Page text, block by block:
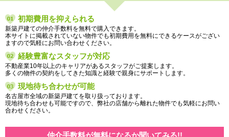
初期費用を抑えられる
新築戸建ての仲介手数料を無料で購入できます。
本サイトに掲載されていない物件でも初期費用を無料にできるケースがござい
ますので気軽にお問い合わせください。
経験豊富なスタッフが対応
不動産業10年以上のキャリアがあるスタッフがご提案します。
多くの物件の契約をしてきた知識と経験で親身にサポートします。
現地待ち合わせが可能
名古屋市全域の新築戸建てを取り扱っております。
現地待ち合わせも可能ですので、弊社の店舗から離れた物件でも気軽にお問い
合わせください。
仲介手数料が無料になるか聞いてみる!!